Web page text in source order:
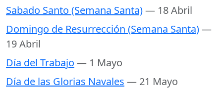
Sabado Santo (Semana Santa)— 18 Abril
Domingo de Resurrección (Semana Santa)—
19 Abril
Día del Trabajo — 1 Mayo
Día de las Glorias Navales — 21 Mayo